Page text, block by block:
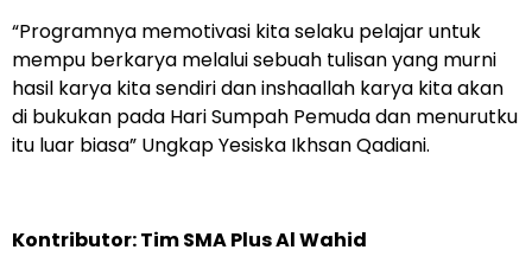
“Programnya memotivasi kita selaku pelajar untuk
mempu berkarya melalui sebuah tulisan yang murni
hasil karya kita sendiri dan inshaallah karya kita akan
di bukukan pada Hari Sumpah Pemuda dan menurutku
itu luar biasa” Ungkap Yesiska Ikhsan Qadiani.
Kontributor: Tim SMA Plus Al Wahid